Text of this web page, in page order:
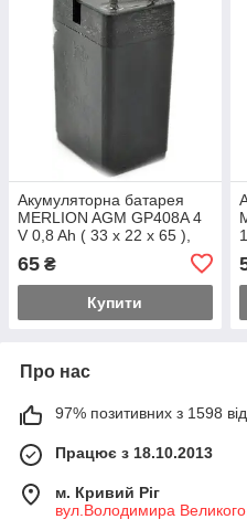
Акумуляторна батарея
MERLION AGM GP408A 4
V 0,8 Ah ( 33 x 22 x 65 ),
65 ₴
Купити
Про нас
97% позитивних з 1598
Працює з 18.10.2013
м. Кривий Ріг
вул.Володимира